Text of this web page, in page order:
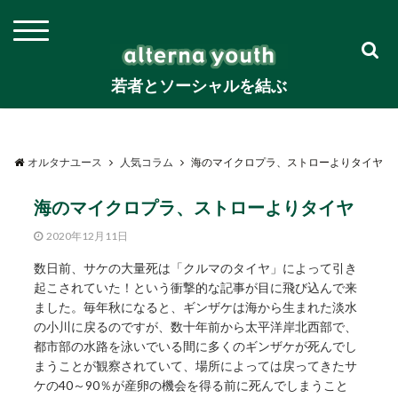
若者とソーシャルを結ぶ
オルタナユース 人気コラム 海のマイクロプラ、ストローよりタイヤ
海のマイクロプラ、ストローよりタイヤ
2020年12月11日
数日前、サケの大量死は「クルマのタイヤ」によって引き
起こされていた！という衝撃的な記事が目に飛び込んで来
ました。毎年秋になると、ギンザケは海から生まれた淡水
の小川に戻るのですが、数十年前から太平洋岸北西部で、
都市部の水路を泳いでいる間に多くのギンザケが死んでし
まうことが観察されていて、場所によっては戻ってきたサ
ケの40～90％が産卵の機会を得る前に死んでしまうこと